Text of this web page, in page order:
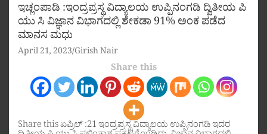
ಇಚ್ಲಂಪಾಡಿ :ಇಂದ್ರಪ್ರಸ್ಥ ವಿದ್ಯಾಲಯ ಉಪ್ಪಿನಂಗಡಿ ದ್ವಿತೀಯ ಪಿ
ಯು ಸಿ ವಿಜ್ಞಾನ ವಿಭಾಗದಲ್ಲಿ ಶೇಕಡಾ 91% ಅಂಕ ಪಡೆದ
ಮಾನಸ ಮಧು
April 21, 2023 Girish Nair
Share this
Share this ಏಪ್ರಿಲ್ :21 ಇಂದ್ರಪ್ರಸ್ಥ ವಿದ್ಯಾಲಯ ಉಪ್ಪಿನಂಗಡಿ ಇದರ